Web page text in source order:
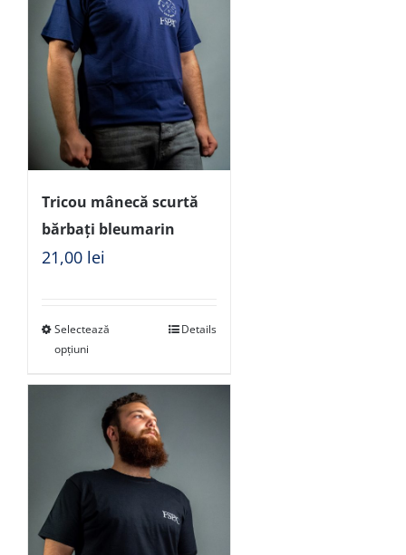
Tricou mânecă scurtă
bărbați bleumarin
21,00 lei
Selectează
opțiuni
Details